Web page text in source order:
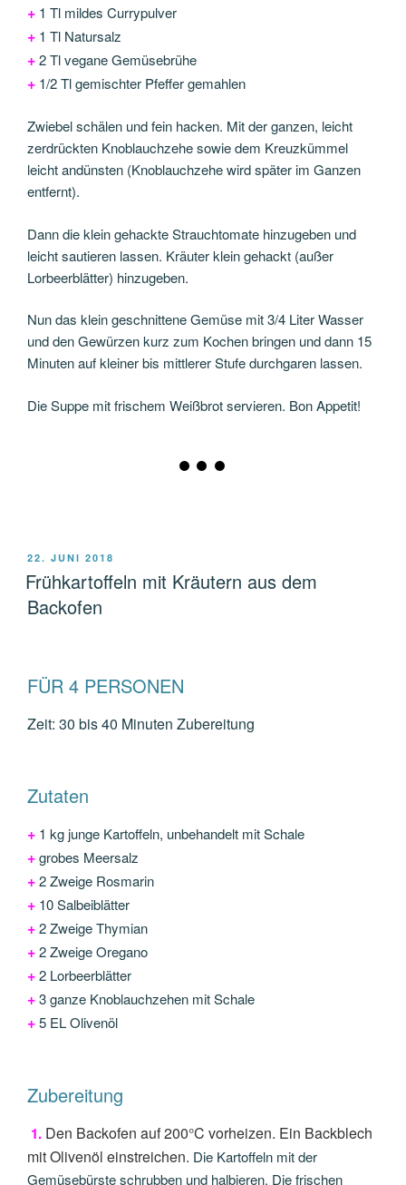
+ 1 Tl mildes Currypulver
+ 1 Tl Natursalz
+2 Tl vegane Gemüsebrühe
+ 1/2 Tl gemischter Pfeffer gemahlen
Zwiebel schälen und fein hacken. Mit der ganzen, leicht
zerdrückten Knoblauchzehe sowie dem Kreuzkümmel
leicht andünsten (Knoblauchzehe wird später im Ganzen
entfernt).
Dann die klein gehackte Strauchtomate hinzugeben und
leicht sautieren lassen. Kräuter klein gehackt (außer
Lorbeerblätter) hinzugeben.
Nun das klein geschnittene Gemüse mit 3/4 Liter Wasser
und den Gewürzen kurz zum Kochen bringen und dann 15
Minuten auf kleiner bis mittlerer Stufe durchgaren lassen.
Die Suppe mit frischem Weißbrot servieren. Bon Appetit!
VERÖFFENTLICHT
AM
22. JUNI 2018
Frühkartoffeln mit Kräutern aus dem
Backofen
FÜR 4 PERSONEN
Zeit: 30 bis 40 Minuten Zubereitung
Zutaten
+ 1 kg junge Kartoffeln, unbehandelt mit Schale
+grobes Meersalz
+2 Zweige Rosmarin
+ 10 Salbeiblätter
+2 Zweige Thymian
+2 Zweige Oregano
+2 Lorbeerblätter
+3 ganze Knoblauchzehen mit Schale
+5 EL Olivenöl
Zubereitung
1. Den Backofen auf 200°C vorheizen. Ein Backblech
mit Olivenöl einstreichen. Die Kartoffeln mit der
Gemüsebürste schrubben und halbieren. Die frischen